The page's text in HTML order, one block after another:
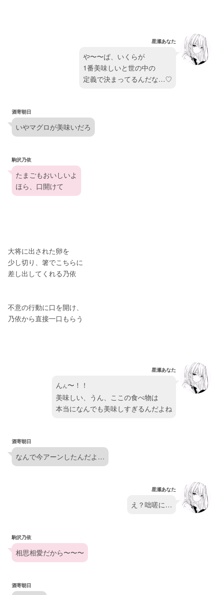
星瀬あなた
や〜〜ぱ、いくらが
1番美味しいと世の中の
定義で決まってるんだな…♡
酒寄朝日
いやマグロが美味いだろ
駒沢乃依
たまごもおいしいよ
ほら、口開けて
大将に出された卵を
少し切り、箸でこちらに
差し出してくれる乃依
不意の行動に口を開け、
乃依から直接一口もらう
星瀬あなた
んん〜！！
美味しい、うん、ここの食べ物は
本当になんでも美味しすぎるんだよね
酒寄朝日
なんで今アーンしたんだよ…
星瀬あなた
え？咄嗟に…
駒沢乃依
相思相愛だから〜〜〜
酒寄朝日